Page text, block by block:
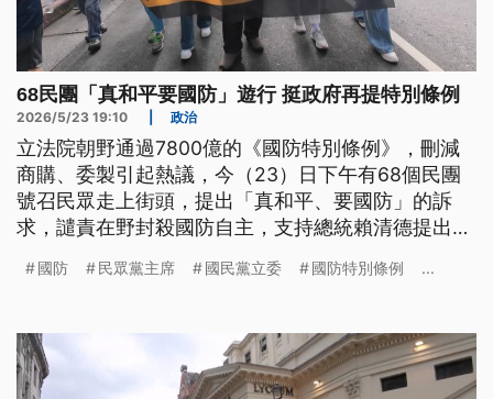
68民團「真和平要國防」遊行 挺政府再提特別條例
2026/5/23 19:10 政治
立法院朝野通過7800億的《國防特別條例》，刪減
商購、委製引起熱議，今（23）日下午有68個民團
號召民眾走上街頭，提出「真和平、要國防」的訴
求，譴責在野封殺國防自主，支持總統賴清德提出第
國防 民眾黨主席 國民黨立委 國防特別條例 ...